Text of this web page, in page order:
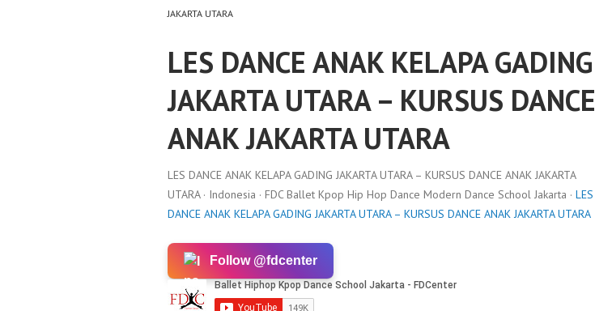
JAKARTA UTARA
LES DANCE ANAK KELAPA GADING
JAKARTA UTARA – KURSUS DANCE
ANAK JAKARTA UTARA
LES DANCE ANAK KELAPA GADING JAKARTA UTARA – KURSUS DANCE ANAK JAKARTA
UTARA · Indonesia · FDC Ballet Kpop Hip Hop Dance Modern Dance School Jakarta · LES
DANCE ANAK KELAPA GADING JAKARTA UTARA – KURSUS DANCE ANAK JAKARTA UTARA
Follow @fdcenter